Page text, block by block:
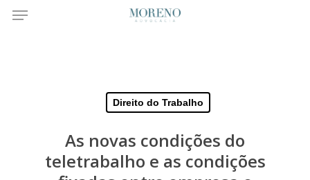
Skip
content
Menu
Direito do Trabalho
As novas condições do
teletrabalho e as condições